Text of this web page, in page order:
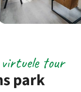
park
tour